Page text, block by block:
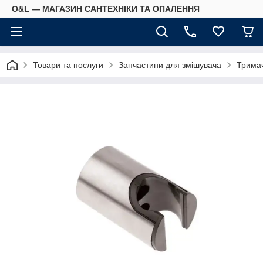
O&L — МАГАЗИН САНТЕХНІКИ ТА ОПАЛЕННЯ
Товари та послуги Запчастини для змішувача